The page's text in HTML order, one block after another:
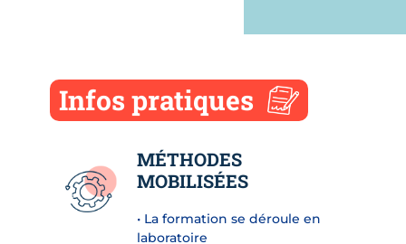
Infos pratiques
MÉTHODES
MOBILISÉES
• La formation se déroule en
laboratoire